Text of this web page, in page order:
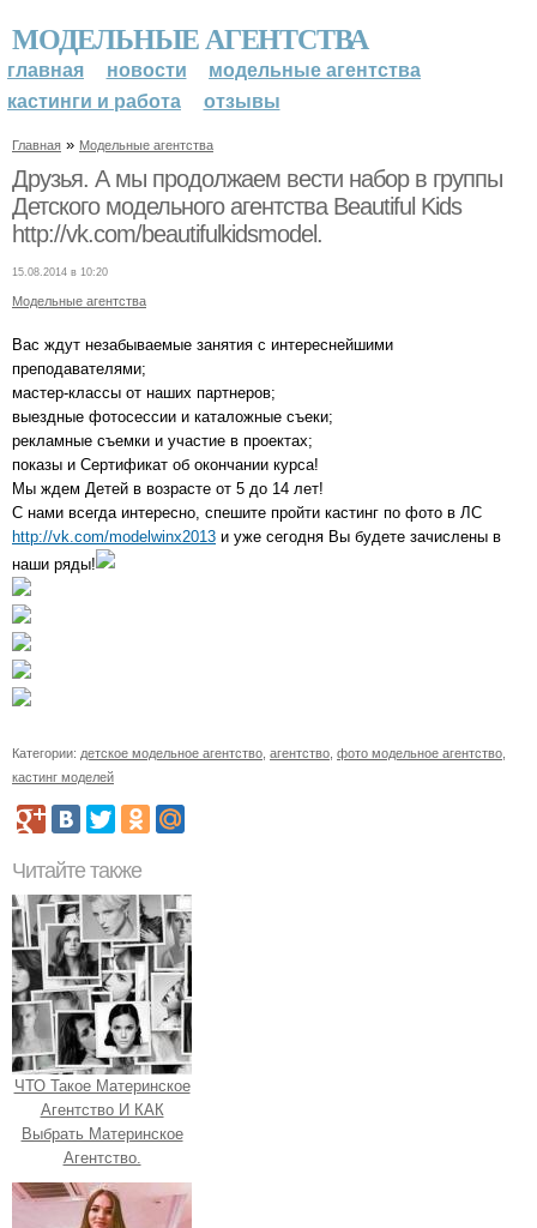
МОДЕЛЬНЫЕ АГЕНТСТВА
главная новости
модельные агентства
кастинги и работа
отзывы
Главная » Модельные агентства
Друзья. А мы продолжаем вести набор в группы
Детского модельного агентства Beautiful Kids
http://vk.com/beautifulkidsmodel.
15.08.2014 в 10:20
Модельные агентства
Вас ждут незабываемые занятия с интереснейшими
преподавателями;
мастер-классы от наших партнеров;
выездные фотосессии и каталожные съеки;
рекламные съемки и участие в проектах;
показы и Сертификат об окончании курса!
Мы ждем Детей в возрасте от 5 до 14 лет!
С нами всегда интересно, спешите пройти кастинг по фото в ЛС
http://vk.com/modelwinx2013 и уже сегодня Вы будете зачислены в
наши ряды!
Категории: детское модельное агентство агентство фото модельное агентство
кастинг моделей
Читайте также
ЧТО Такое Материнское
Агентство И КАК
Выбрать Материнское
Агентство.